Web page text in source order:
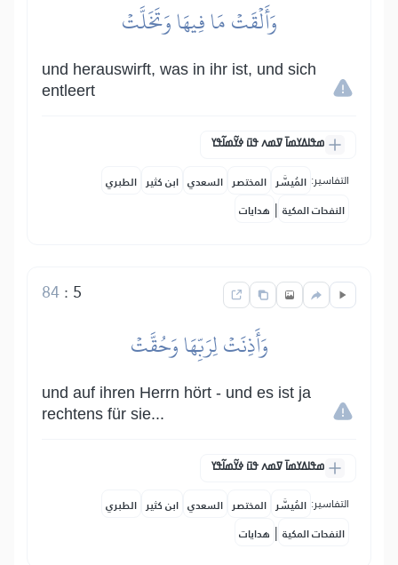
وَأَلۡقَتۡ مَا فِيهَا وَتَخَلَّتۡ
und herauswirft, was in ihr ist, und sich
entleert
ߘߟߊߡߌߘߊ߫ ߜߘߍ ߟߎ߫ ߦߌ߬ߘߊ߬ߟߌ
التفاسير: المُيسَّر المختصر السعدي ابن كثير الطبري
النفحات المكية | هدايات
5
:
84
وَأَذِنَتۡ لِرَبِّهَا وَحُقَّتۡ
und auf ihren Herrn hört - und es ist ja
rechtens für sie...
ߘߟߊߡߌߘߊ߫ ߜߘߍ ߟߎ߫ ߦߌ߬ߘߊ߬ߟߌ
التفاسير: المُيسَّر المختصر السعدي ابن كثير الطبري
النفحات المكية | هدايات